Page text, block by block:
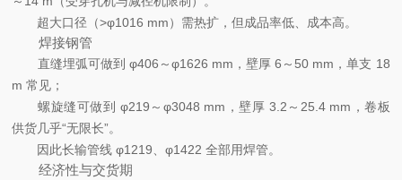
超大口径（>φ1016 mm）需热扩，但成品率低、成本高。
焊接钢管
直缝埋弧可做到 φ406～φ1626 mm，壁厚 6～50 mm，单支 18
m 常见；
螺旋缝可做到 φ219～φ3048 mm，壁厚 3.2～25.4 mm，卷板
供货几乎“无限长”。
因此长输管线 φ1219、φ1422 全部用焊管。
经济性与交货期